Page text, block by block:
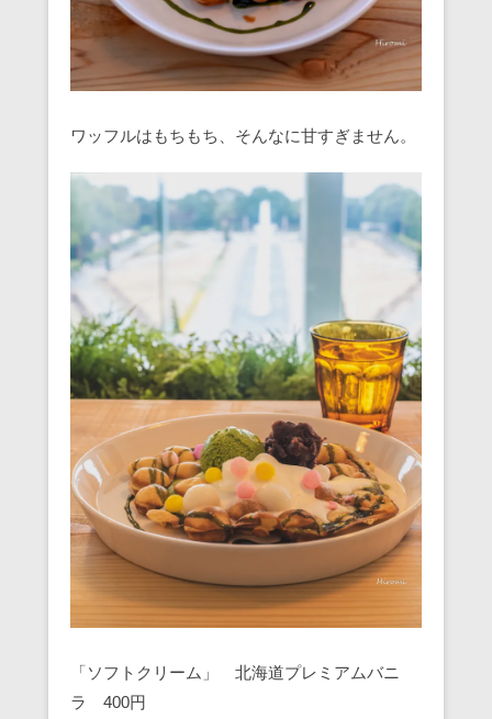
ワッフルはもちもち、そんなに甘すぎません。
「ソフトクリーム」 北海道プレミアムバニ
ラ 400円